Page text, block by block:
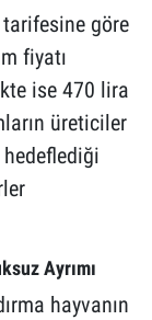
tarifesine göre
fiyatı
ise 470 lira
üreticiler
hedeflediği
Ayrımı
hayvanın